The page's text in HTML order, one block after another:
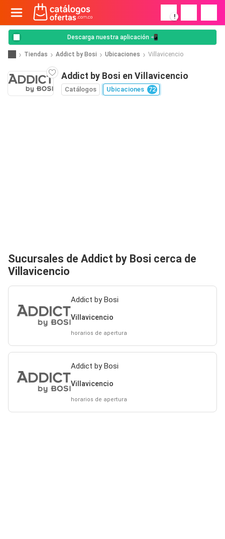
!
Descarga nuestra aplicación 📲
Tiendas Addict by Bosi Ubicaciones Villavicencio
Addict by Bosi en Villavicencio
Catálogos Ubicaciones 72
Sucursales de Addict by Bosi cerca de
Villavicencio
Addict by Bosi
Villavicencio
horarios de apertura
Addict by Bosi
Villavicencio
horarios de apertura